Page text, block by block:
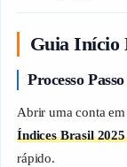
Guia Início
Processo
Abrir uma conta em
Índices Brasil 2025
rápido.